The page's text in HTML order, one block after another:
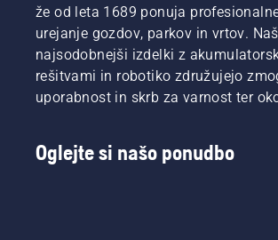
že od leta 1689 ponuja
urejanje gozdov, parkov in vrtov.
najsodobnejši izdelki z
rešitvami in robotiko združujejo
uporabnost in skrb za varnost ter
Oglejte si našo ponudbo